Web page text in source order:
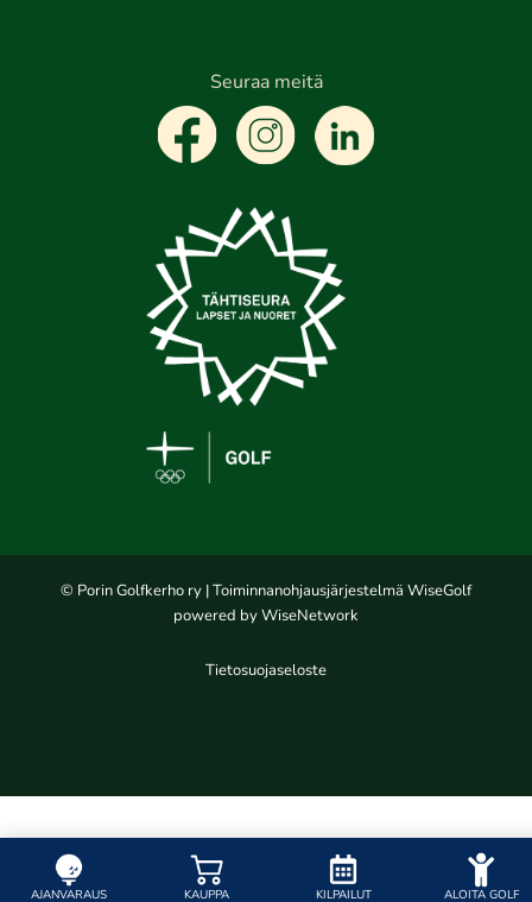
AJANVARAUS KAUPPA KILPAILUT ALOITA GOLF
Seuraa meitä
© Porin Golfkerho ry | Toiminnanohjausjärjestelmä WiseGolf
powered by WiseNetwork
Tietosuojaseloste